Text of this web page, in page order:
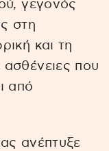
γεγονός
στη
και τη
που
από
ανέπτυξε